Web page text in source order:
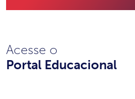
Acesse o
Portal Educacional